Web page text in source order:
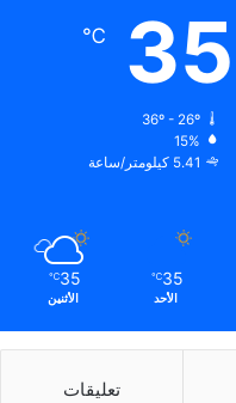
35
℃
36º - 26º
15%
5.41 كيلومتر/ساعة
35
℃
الأحد
35
℃
الأثنين
تعليقات